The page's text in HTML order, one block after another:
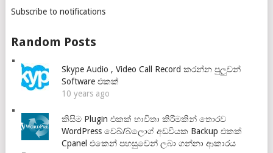
Subscribe to notifications
Random Posts
Skype Audio , Video Call Record කරන්න පුලුවන්
Software එකක්
10 years ago
කිසිම Plugin එකක් භාවිතා කිරීමකින් තොරව
WordPress වෙබ්/බ්ලොග් අඩවියක Backup එකක්
Cpanel එකෙන් පහසුවෙන් ලබා ගන්නා ආකාරය